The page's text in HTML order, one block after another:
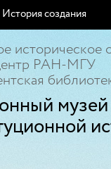
История создания
историческое
РАН-МГУ
музей